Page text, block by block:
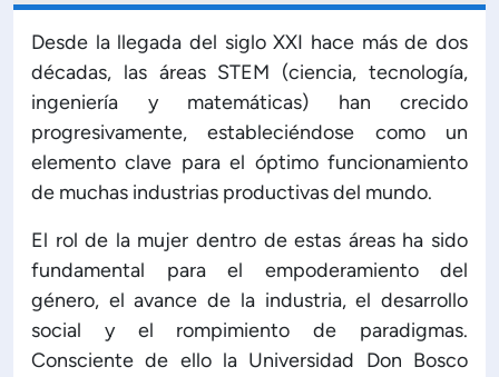
Capacitación Institucional
Estructura organizativa
Rector
Académica
Secretaría General
Publicaciones
Desde la llegada del siglo XXI hace más de dos
décadas, las áreas STEM (ciencia, tecnología,
ingeniería y matemáticas) han crecido
progresivamente, estableciéndose como un
elemento clave para el óptimo funcionamiento
de muchas industrias productivas del mundo.
El rol de la mujer dentro de estas áreas ha sido
fundamental para el empoderamiento del
género, el avance de la industria, el desarrollo
social y el rompimiento de paradigmas.
Consciente de ello la Universidad Don Bosco